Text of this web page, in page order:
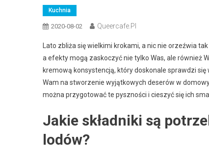
Kuchnia
2020-08-02 Queercafe.pl
Lato zbliża się wielkimi krokami, a nic nie orzeźwia
a efekty mogą zaskoczyć nie tylko Was, ale również
kremową konsystencją, który doskonale sprawdzi
Wam na stworzenie wyjątkowych deserów w
można przygotować te pyszności i cieszyć się ich
Jakie składniki są
lodów?